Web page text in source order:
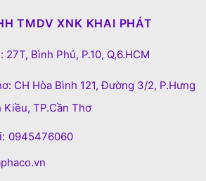
TMDV XNK KHAI PHÁT
27T, Bình Phú, P.10, Q,6.HCM
CH Hòa Bình 121, Đường 3/2, P.Hưng
Kiều, TP.Cần Thơ
0945476060